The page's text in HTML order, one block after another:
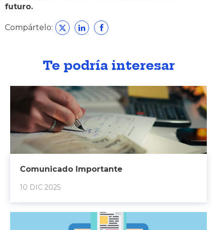
futuro.
Compártelo:
Te podría interesar
Comunicado Importante
10 DIC 2025